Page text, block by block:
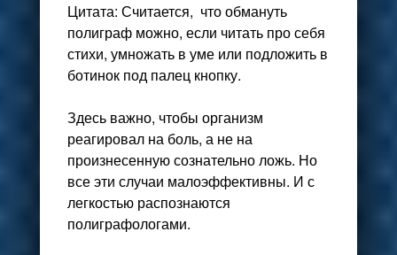
Цитата: Считается, что обмануть
полиграф можно, если читать про себя
стихи, умножать в уме или подложить в
ботинок под палец кнопку.
Здесь важно, чтобы организм
реагировал на боль, а не на
произнесенную сознательно ложь. Но
все эти случаи малоэффективны. И с
легкостью распознаются
полиграфологами.